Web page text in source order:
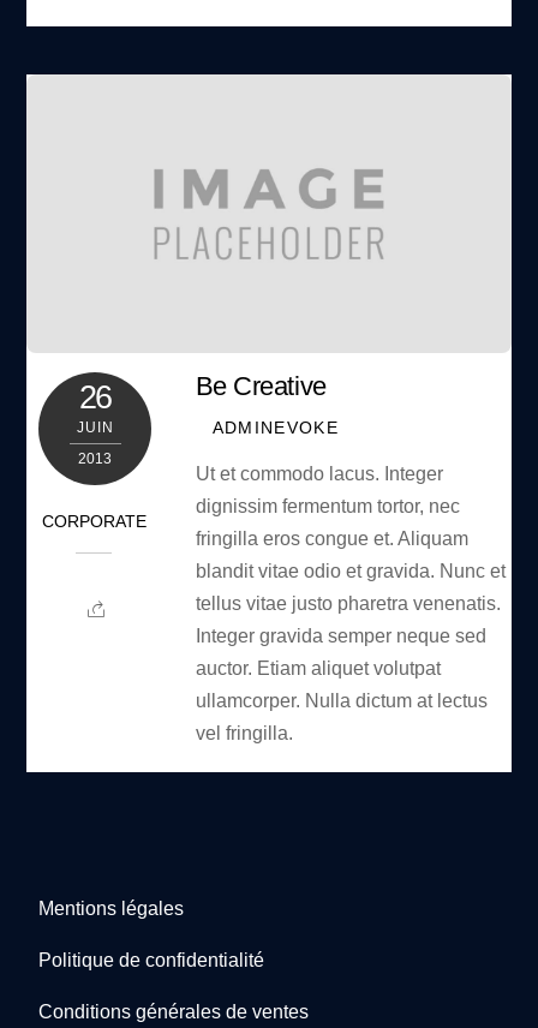
26
JUIN
2013
CORPORATE
Be Creative
ADMINEVOKE
Ut et commodo lacus. Integer
dignissim fermentum tortor, nec
fringilla eros congue et. Aliquam
blandit vitae odio et gravida. Nunc et
tellus vitae justo pharetra venenatis.
Integer gravida semper neque sed
auctor. Etiam aliquet volutpat
ullamcorper. Nulla dictum at lectus
vel fringilla.
Mentions légales
Politique de confidentialité
Conditions générales de ventes